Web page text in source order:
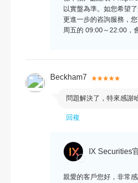
以實盤為準。如您希望
更進一步的咨詢服務，
周五的 09:00～22:00，
Beckham7
問題解決了，特來感謝
回複
IX Securities
親愛的客戶您好，非常